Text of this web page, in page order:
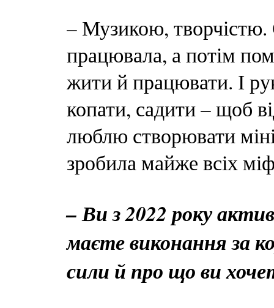
– Музикою, творчістю.
працювала, а потім
жити й працювати. І
копати, садити – щоб
люблю створювати
зробила майже всіх
– Ви з 2022 року
маєте виконання за
сили й про що ви